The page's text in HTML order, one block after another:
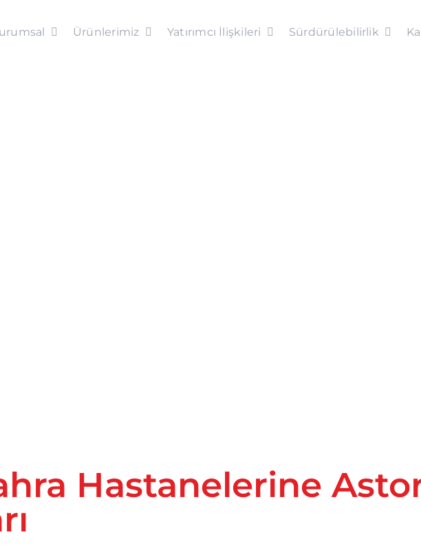
Ürünlerimiz Yatırımcı İlişkileri Sürdürülebilirlik
Hastanelerine